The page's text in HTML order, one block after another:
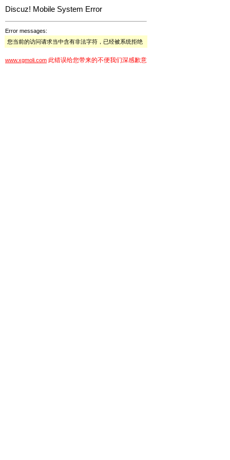
Discuz! Mobile System Error
Error messages:
您当前的访问请求当中含有非法字符，已经被系统拒绝
www.xgmoli.com 此错误给您带来的不便我们深感歉意